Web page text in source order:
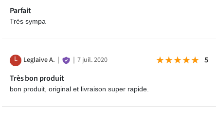
Parfait
Très sympa
L Leglaive A. ｜ ｜ 7 juil. 2020 ★★★★★
★★★★★ 5
Très bon produit
bon produit, original et livraison super rapide.